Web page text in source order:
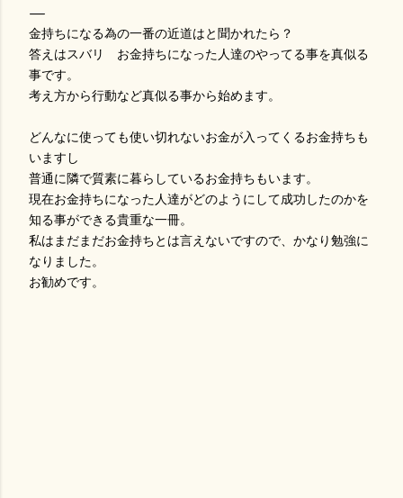
金持ちになる為の一番の近道はと聞かれたら？
答えはスバリ お金持ちになった人達のやってる事を真似る
事です。
考え方から行動など真似る事から始めます。
どんなに使っても使い切れないお金が入ってくるお金持ちも
いますし
普通に隣で質素に暮らしているお金持ちもいます。
現在お金持ちになった人達がどのようにして成功したのかを
知る事ができる貴重な一冊。
私はまだまだお金持ちとは言えないですので、かなり勉強に
なりました。
お勧めです。